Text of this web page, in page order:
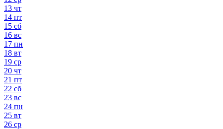
13 чт
14 пт
15 сб
16 вс
17 пн
18 вт
19 ср
20 чт
21 пт
22 сб
23 вс
24 пн
25 вт
26 ср